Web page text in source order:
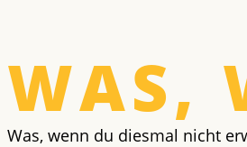
WAS,
Was, wenn du diesmal nicht